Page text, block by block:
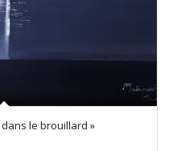
le brouillard »